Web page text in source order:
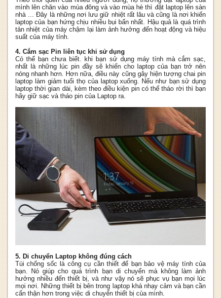
mình lên chăn vào mùa đông và vào mùa hè thì đặt laptop lên sàn
nhà … Đây là những nơi lưu giữ nhiệt rất lâu và cũng là nơi khiến
laptop của bạn hứng chịu nhiều bụi bẩn nhất. Hậu quả là quá trình
tản nhiệt của máy chậm lại làm ảnh hưởng đến hoạt động và hiệu
suất của máy tính.
4. Cắm sạc Pin liên tục khi sử dụng
Có thể bạn chưa biết. khi bạn sử dụng máy tính mà cắm sạc,
nhất là những lúc pin đầy sẽ khiến cho laptop của bạn trở nên
nóng nhanh hơn. Hơn nữa, điều này cũng gây hiện tượng chai pin
laptop làm giảm tuổi thọ của laptop xuống. Nếu như bạn sử dụng
laptop thời gian dài, kèm theo điều kiện pin có thể tháo rời thì bạn
hãy giữ sạc và tháo pin của Laptop ra.
5. Di chuyển Laptop không đúng cách
Túi chống sốc là công cụ cần thiết để bạn bảo vệ máy tính của
bạn. Nó giúp cho quá trình bạn di chuyển mà không làm ảnh
hưởng nhiều đến thiết bị, và như vậy nó sẽ phục vụ bạn mọi lúc
mọi nơi. Những thiết bị bên trong laptop khá nhạy cảm và bạn cần
cẩn thận hơn trong việc di chuyển thiết bị của mình.